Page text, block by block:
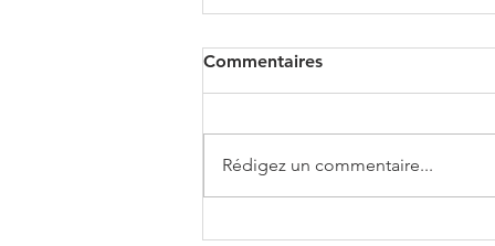
BMW X3 XDRIVE 20i
Commentaires
Rédigez un commentaire...